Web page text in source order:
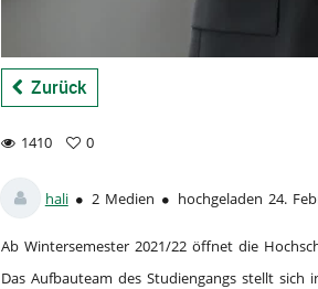
Zurück
1410
views
0
favorites
hali 2 Medien hochgeladen 24.
Ab Wintersemester 2021/22 öffnet die
Das Aufbauteam des Studiengangs stellt